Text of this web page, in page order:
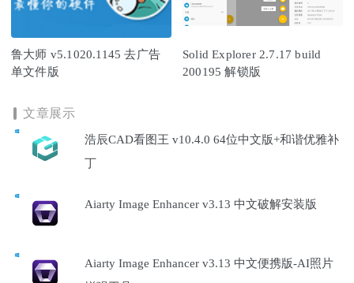
鲁大师 v5.1020.1145 去广告
单文件版
Solid Explorer 2.7.17 build
200195 解锁版
文章展示
浩辰CAD看图王 v10.4.0 64位中文版+和谐优雅补
丁
Aiarty Image Enhancer v3.13 中文破解安装版
Aiarty Image Enhancer v3.13 中文便携版-AI照片